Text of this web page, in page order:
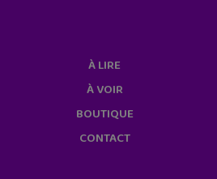
À LIRE
À VOIR
BOUTIQUE
CONTACT